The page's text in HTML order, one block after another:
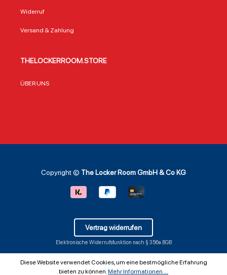
Widerruf
Versand & Zahlung
THELOCKERROOM.STORE
ÜBER UNS
Copyright © The Locker Room GmbH & Co KG
Vertrag widerrufen
Elektronische Widerrufsfunktion nach § 356a BGB
Diese Website verwendet Cookies, um eine bestmögliche Erfahrung
bieten zu können.Mehr Informationen ...